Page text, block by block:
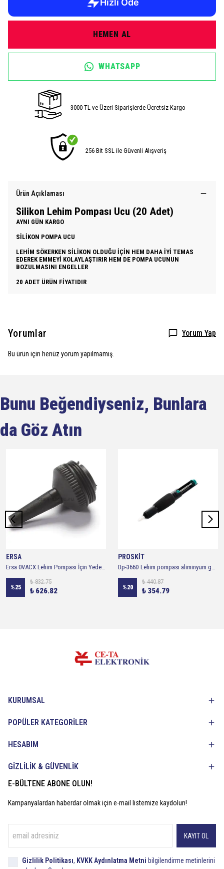
HEMEN AL
WHATSAPP
3000 TL ve Üzeri Siparişlerde Ücretsiz Kargo
256 Bit SSL ile Güvenli Alışveriş
Ürün Açıklaması
Silikon Lehim Pompası Ucu (20 Adet)
AYNI GÜN KARGO
SİLİKON POMPA UCU
LEHİM SÖKERKEN SİLİKON OLDUĞU İÇİN HEM DAHA İYİ TEMAS
EDEREK EMMEYİ KOLAYLAŞTIRIR HEM DE POMPA UCUNUN
BOZULMASINI ENGELLER
20 ADET ÜRÜN FİYATIDIR
Yorumlar Yorum Yap
Bu ürün için henüz yorum yapılmamış.
Bunu Beğendiyseniz, Bunlara
da Göz Atın
ERSA
Ersa 0VACX Lehim Pompası İçin Yedek Pompa Ucu Ersa 0VAC22 - 2'li Paket
%25
₺ 832.75
₺ 626.82
PROSKİT
Dp-366D Lehim pompası aliminyum gövde 163mm
%20
₺ 440.87
₺ 354.79
KURUMSAL
POPÜLER KATEGORİLER
HESABIM
GİZLİLİK & GÜVENLİK
E-BÜLTENE ABONE OLUN!
Kampanyalardan haberdar olmak için e-mail listemize kaydolun!
KAYIT OL
Gizlilik Politikası, KVKK Aydınlatma Metni bilgilendirme metinlerini